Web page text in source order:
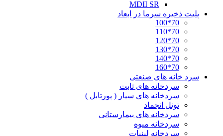
MDII SR
پلیت ذخیره سرما در ابعاد
70*100
70*110
70*120
70*130
70*140
70*160
سرد خانه های صنعتی
سردخانه های ثابت
سردخانه های سیار ( پورتابل )
تونل انجماد
سردخانه های بیمارستانی
سردخانه میوه
سردخانه لبنیات